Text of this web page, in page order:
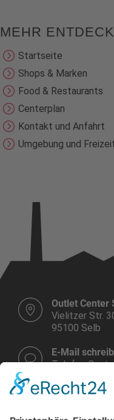
MEHR
Startseite
Shops & Marken
Food & Restaurants
Centerplan
Kontakt und Anfahrt
Umgebung und
Outlet Center
Vielitzer Str.
95100 Selb
E-Mail
Telefon